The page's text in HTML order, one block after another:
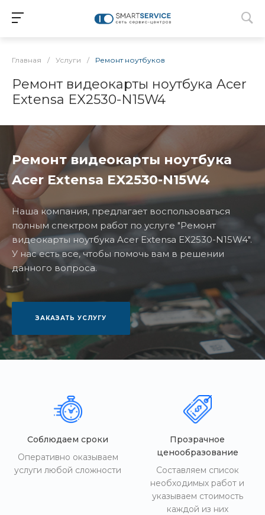
Главная / Услуги / Ремонт ноутбуков
Ремонт видеокарты ноутбука Acer
Extensa EX2530-N15W4
Ремонт видеокарты ноутбука
Acer Extensa EX2530-N15W4
Наша компания, предлагает воспользоваться
полным спектром работ по услуге "Ремонт
видеокарты ноутбука Acer Extensa EX2530-N15W4".
У нас есть все, чтобы помочь вам в решении
данного вопроса.
ЗАКАЗАТЬ УСЛУГУ
Соблюдаем сроки
Оперативно оказываем
услуги любой сложности
Прозрачное
ценообразование
Составляем список
необходимых работ и
указываем стоимость
каждой из них